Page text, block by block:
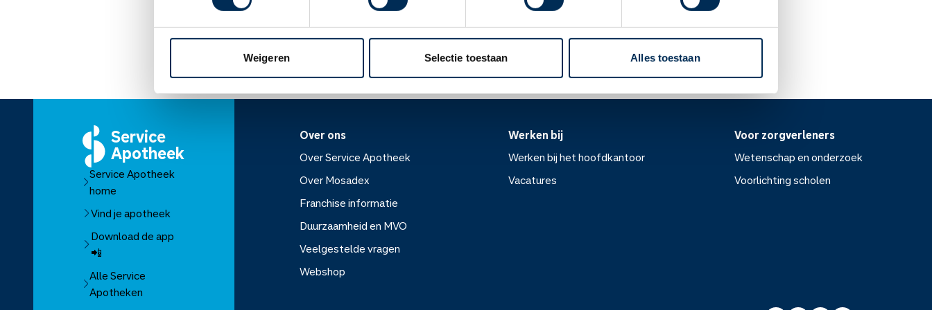
Weigeren Selectie toestaan Alles toestaan
Lees meer op apotheek.nl
Service
Apotheek
Service Apotheek
home
Vind je apotheek
Download de app
📲
Alle Service
Apotheken
Over ons
Over Service Apotheek
Over Mosadex
Franchise informatie
Duurzaamheid en MVO
Veelgestelde vragen
Webshop
Werken bij
Werken bij het hoofdkantoor
Vacatures
Voor zorgverleners
Wetenschap en onderzoek
Voorlichting scholen